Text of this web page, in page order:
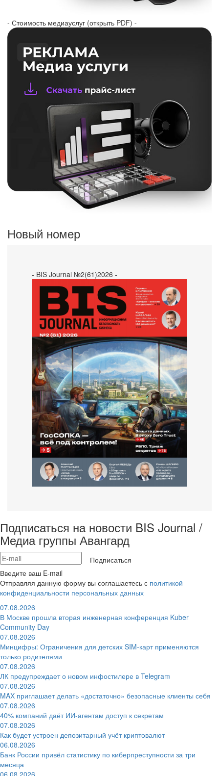
- Стоимость медиауслуг (открыть PDF) -
Новый номер
- BIS Journal №2(61)2026 -
Подписаться на новости BIS Journal /
Медиа группы Авангард
Подписаться
Введите ваш E-mail
Отправляя данную форму вы соглашаетесь с политикой
конфиденциальности персональных данных
07.08.2026
В Москве прошла вторая инженерная конференция Kuber
Community Day
07.08.2026
Минцифры: Ограничения для детских SIM-карт применяются
только родителями
07.08.2026
ЛК предупреждает о новом инфостилере в Telegram
07.08.2026
MAX приглашает делать «достаточно» безопасные клиенты себя
07.08.2026
40% компаний даёт ИИ‑агентам доступ к секретам
07.08.2026
Как будет устроен депозитарный учёт криптовалют
06.08.2026
Банк России привёл статистику по киберпреступности за три
месяца
06.08.2026